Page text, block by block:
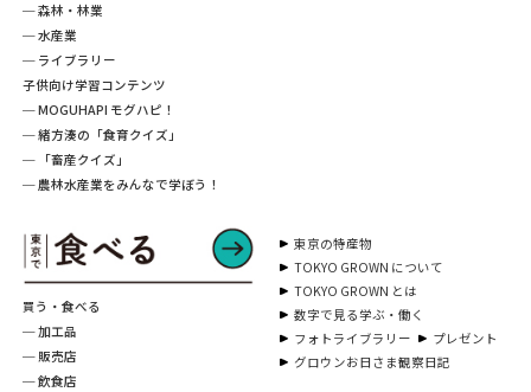
─ 森林・林業
─ 水産業
─ ライブラリー
子供向け学習コンテンツ
─ MOGUHAPI モグハピ！
─ 緒方湊の「食育クイズ」
─ 「畜産クイズ」
─ 農林水産業をみんなで学ぼう！
買う・食べる
─ 加工品
─ 販売店
─ 飲食店
東京の特産物
TOKYO GROWN について
TOKYO GROWN とは
数字で見る学ぶ・働く
フォトライブラリー
プレゼント
グロウンお日さま観察日記